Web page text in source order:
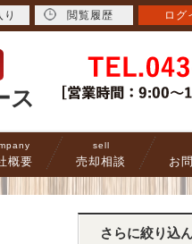
ス
概要
sell
売却相談 お
さらに絞り込
閲覧履歴 ログ